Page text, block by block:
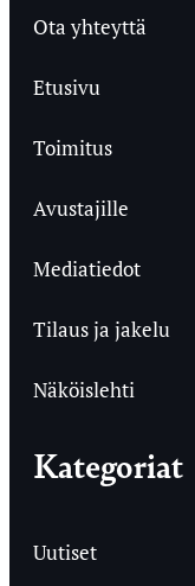
Ota yhteyttä
Etusivu
Toimitus
Avustajille
Mediatiedot
Tilaus ja jakelu
Näköislehti
Kategoriat
Uutiset